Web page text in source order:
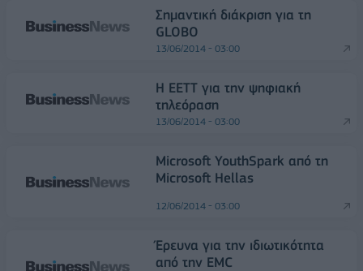
Σημαντική διάκριση για τη
GLOBO
13/06/2014 - 03:00
Η ΕΕΤΤ για την ψηφιακή
τηλεόραση
13/06/2014 - 03:00
Microsoft YouthSpark από τη
Microsoft Hellas
12/06/2014 - 03:00
Έρευνα για την ιδιωτικότητα
από την ΕΜC